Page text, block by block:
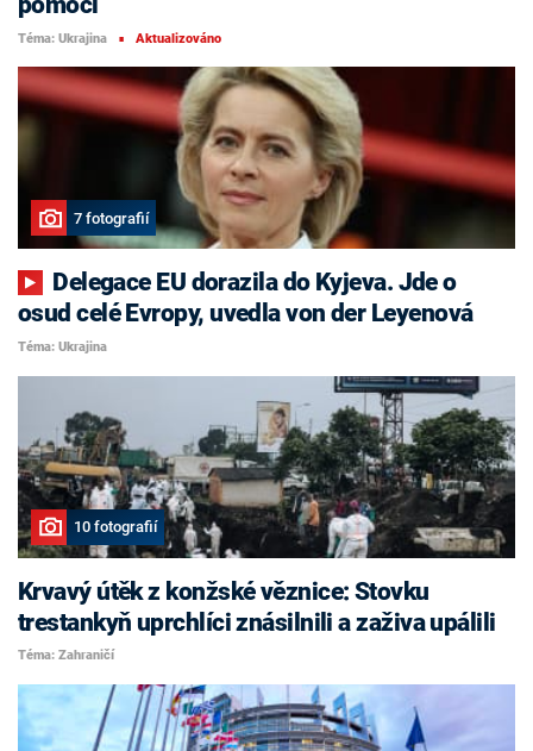
Téma: Ukrajina ■ Aktualizováno
7 fotografií
osud celé Evropy, uvedla von der Leyenová
Téma: Ukrajina
10 fotografií
Krvavý útěk z konžské věznice: Stovku
trestankyň uprchlíci znásilnili a zaživa upálili
Téma: Zahraničí